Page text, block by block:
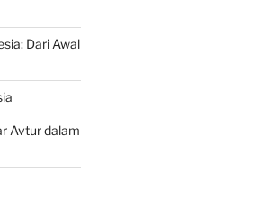
Dari Awal
Avtur dalam